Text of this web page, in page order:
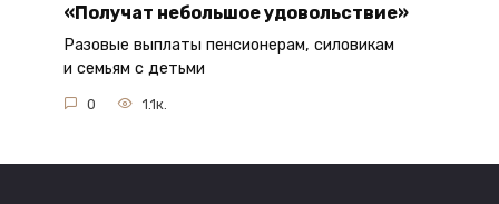
«Получат небольшое удовольствие»
Разовые выплаты пенсионерам, силовикам
и семьям с детьми
0 1.1к.